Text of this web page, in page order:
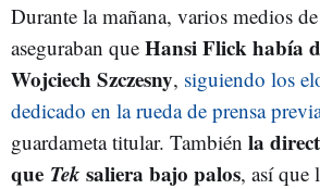
Durante la mañana, varios medios
aseguraban que Hansi Flick había
Wojciech Szczesny, siguiendo los
dedicado en la rueda de prensa
guardameta titular. También la
que Tek saliera bajo palos, así que